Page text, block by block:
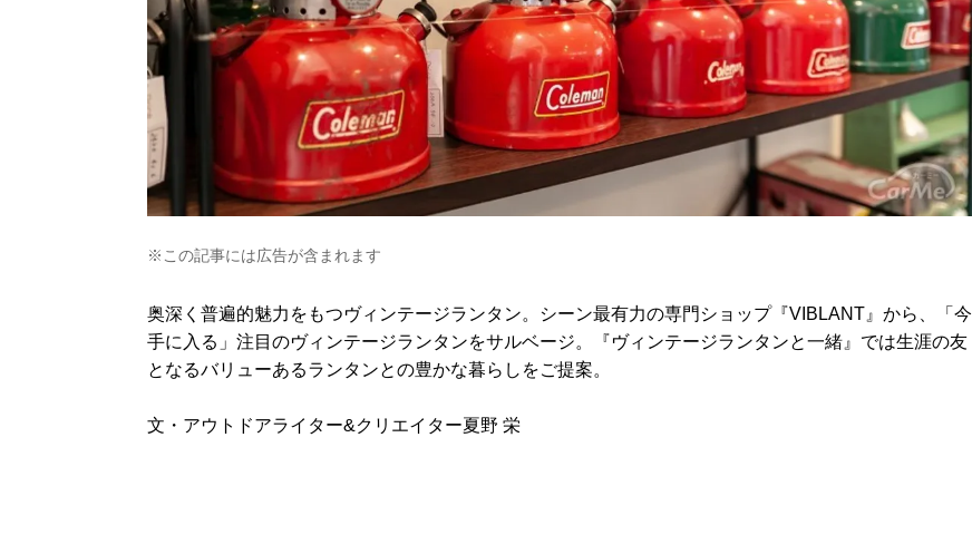
※この記事には広告が含まれます
奥深く普遍的魅力をもつヴィンテージランタン。シーン最有力の専門ショップ『VIBLANT』から、「今
手に入る」注目のヴィンテージランタンをサルベージ。『ヴィンテージランタンと一緒』では生涯の友
となるバリューあるランタンとの豊かな暮らしをご提案。
文・アウトドアライター&クリエイター夏野 栄